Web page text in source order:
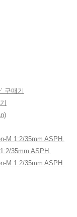
구매기
M 1:2/35mm ASPH.
35mm ASPH.
M 1:2/35mm ASPH.